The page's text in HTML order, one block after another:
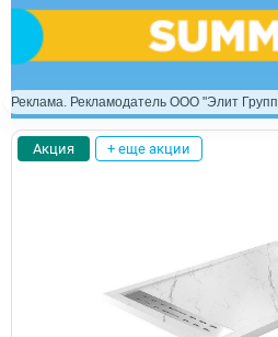
Реклама. Рекламодатель ООО "Элит
Акция + еще акции